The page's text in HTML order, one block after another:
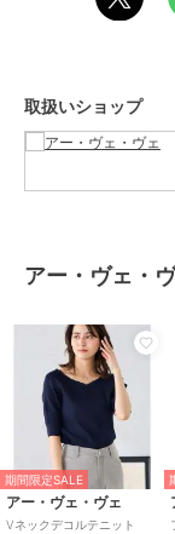
伸縮性：あり
--------------------
--------------------
※商品画像は、光の
実際の色味と異なっ
商品の色味の目安
※34(XSサイズ)・
ブランド
取扱いショップ
アー・ヴェ・
期間限定SALE
アー・ヴェ・ヴェ
Vネックデコルテニット